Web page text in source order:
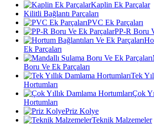
Kaplin Ek Parçalar
Kilitli Bağlantı Parçaları
PVC Ek Parçaları
PP-R Boru
Ek Parçaları
Boru Ve Ek Parçaları
Tek
Hortumları
Çok
Hortumları
Priz Kolye
Teknik Malzemeler